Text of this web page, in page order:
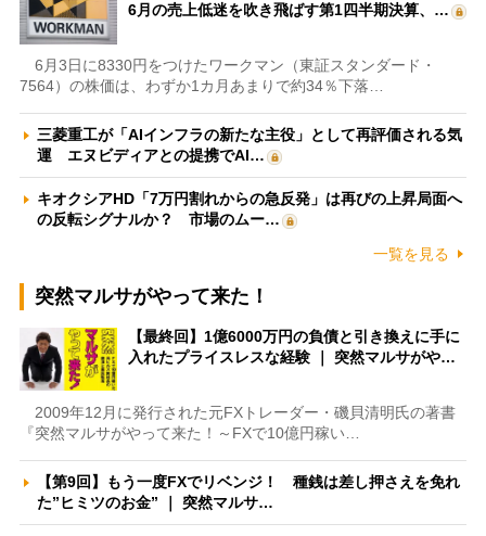
6月の売上低迷を吹き飛ばす第1四半期決算、…
6月3日に8330円をつけたワークマン（東証スタンダード・
7564）の株価は、わずか1カ月あまりで約34％下落…
三菱重工が「AIインフラの新たな主役」として再評価される気
運 エヌビディアとの提携でAI…
キオクシアHD「7万円割れからの急反発」は再びの上昇局面へ
の反転シグナルか？ 市場のムー…
一覧を見る
突然マルサがやって来た！
【最終回】1億6000万円の負債と引き換えに手に
入れたプライスレスな経験 ｜ 突然マルサがや…
2009年12月に発行された元FXトレーダー・磯貝清明氏の著書
『突然マルサがやって来た！～FXで10億円稼い…
【第9回】もう一度FXでリベンジ！ 種銭は差し押さえを免れ
た”ヒミツのお金” ｜ 突然マルサ…